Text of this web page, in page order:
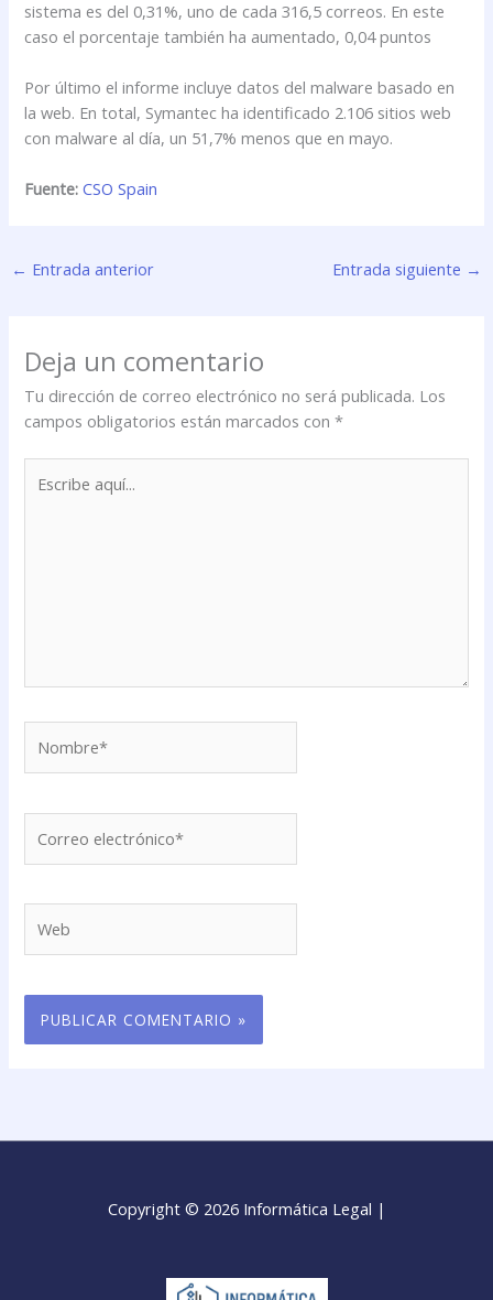
sistema es del 0,31%, uno de cada 316,5 correos. En este
caso el porcentaje también ha aumentado, 0,04 puntos
Por último el informe incluye datos del malware basado en
la web. En total, Symantec ha identificado 2.106 sitios web
con malware al día, un 51,7% menos que en mayo.
Fuente:CSO Spain
← Entrada anterior Entrada siguiente →
Deja un comentario
Tu dirección de correo electrónico no será publicada. Los
campos obligatorios están marcados con*
aquí...
electrónico*
Copyright © 2026 Informática Legal |